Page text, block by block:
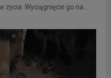
Wyciągnięcie go na...